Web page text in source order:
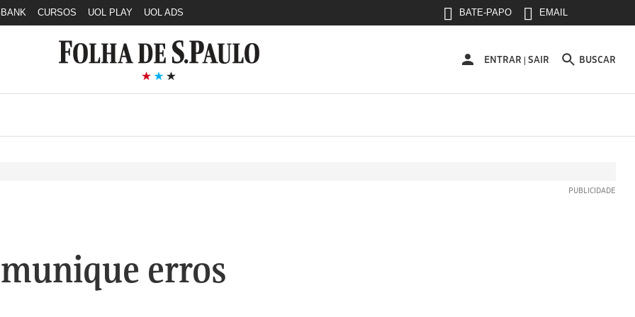
CURSOS UOL PLAY UOL ADS BATE-PAPO EMAIL
ENTRAR
ENTRAR | SAIR BUSCAR
erros